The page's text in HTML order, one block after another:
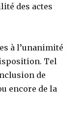
des actes
à l’unanimité
Tel
de
encore de la